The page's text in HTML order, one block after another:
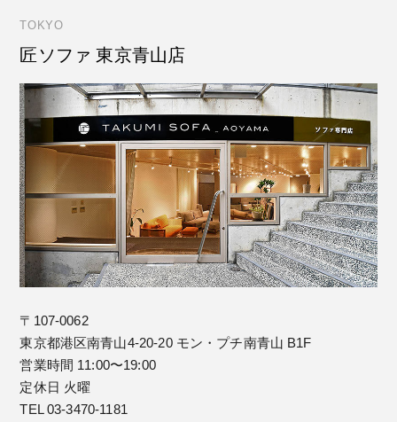
TOKYO
匠ソファ 東京青山店
〒107-0062
東京都港区南青山4-20-20 モン・プチ南青山 B1F
営業時間 11:00〜19:00
定休日 火曜
TEL 03-3470-1181